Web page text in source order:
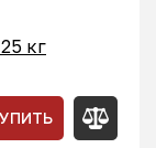
кг